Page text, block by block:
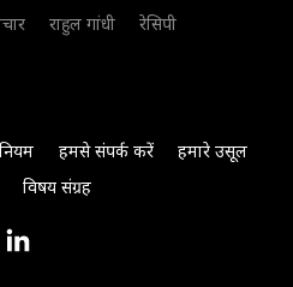
राहुल गांधी
रेसिपी
नियम हमसे संपर्क करें
हमारे उसूल
विषय संग्रह